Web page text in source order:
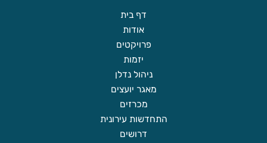
דף בית
אודות
פרויקטים
יזמות
ניהול נדלן
מאגר יועצים
מכרזים
התחדשות עירונית
דרושים